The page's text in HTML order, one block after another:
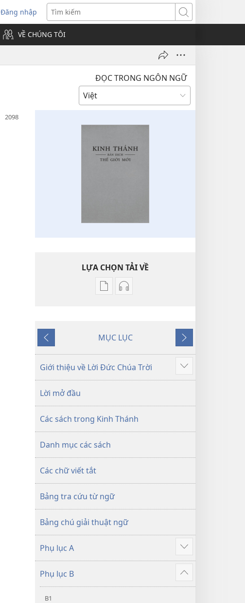
Đăng nhập
(mở
cửa
sổ
mới)
Tìm
kiếm
VỀ CHÚNG TÔI
ĐỌC TRONG NGÔN NGỮ
LỰA CHỌN TẢI VỀ
Tùy
các
liệu
điện
Thánh
—
Bản
dịch
Thế
Tùy
các
thu
âm
—
Bản
dịch
Giới
Trước
MỤC LỤC
Tiếp
theo
Giới thiệu về Lời Đức Chúa Trời
Hiển
thị
Lời mở đầu
Các sách trong Kinh Thánh
Danh mục các sách
Các chữ viết tắt
Bảng tra cứu từ ngữ
Bảng chú giải thuật ngữ
Phụ lục A
Hiển
thị
thêm
Phụ lục B
Hiển
thị
B1